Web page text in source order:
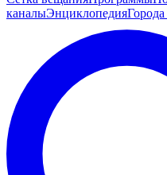
каналыЭнциклопедия